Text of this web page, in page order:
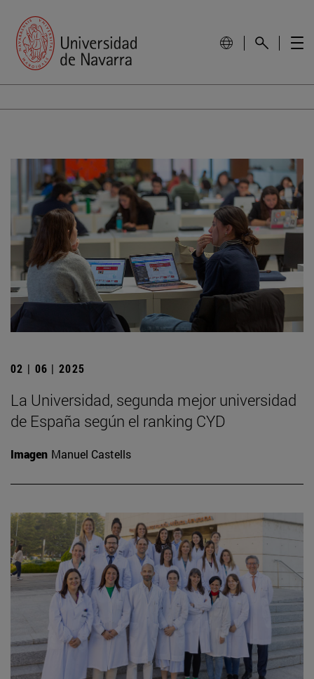
02 | 06 | 2025
La Universidad, segunda mejor universidad
de España según el ranking CYD
Imagen Manuel Castells